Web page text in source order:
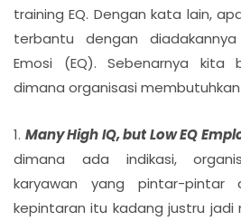
training EQ. Dengan kata lain,
terbantu dengan
Emosi (EQ). Sebenarnya kita
dimana organisasi membutuhkan
1. Many High IQ, but Low EQ
dimana ada indikasi,
karyawan yang pintar-pintar
kepintaran itu kadang justru jadi